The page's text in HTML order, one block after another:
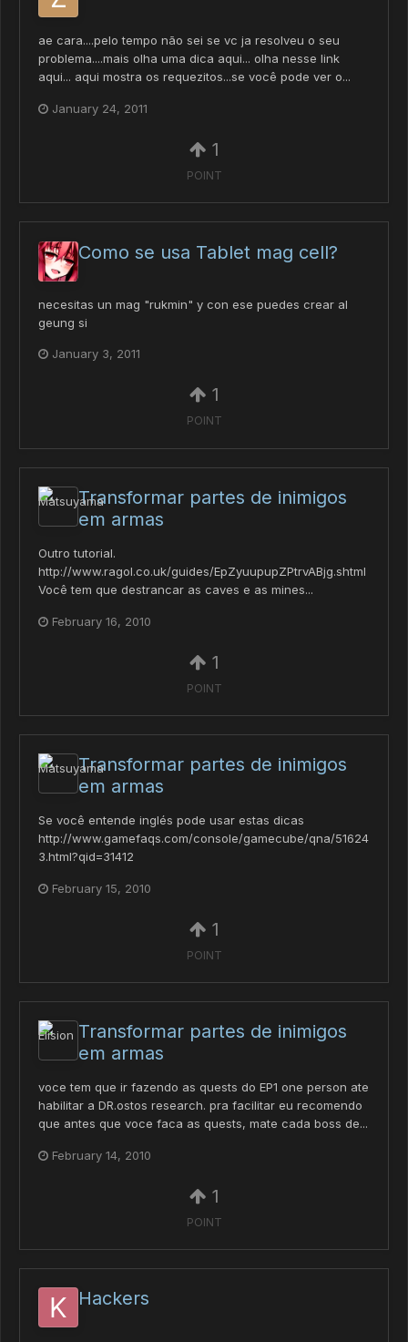
ae cara....pelo tempo não sei se vc ja resolveu o seu
problema....mais olha uma dica aqui... olha nesse link
aqui... aqui mostra os requezitos...se você pode ver o...
January 24, 2011
1
POINT
Como se usa Tablet mag cell?
necesitas un mag "rukmin" y con ese puedes crear al
geung si
January 3, 2011
1
POINT
Transformar partes de inimigos
em armas
Outro tutorial.
http://www.ragol.co.uk/guides/EpZyuupupZPtrvABjg.shtml
Você tem que destrancar as caves e as mines...
February 16, 2010
1
POINT
Transformar partes de inimigos
em armas
Se você entende inglés pode usar estas dicas
http://www.gamefaqs.com/console/gamecube/qna/51624
3.html?qid=31412
February 15, 2010
1
POINT
Transformar partes de inimigos
em armas
voce tem que ir fazendo as quests do EP1 one person ate
habilitar a DR.ostos research. pra facilitar eu recomendo
que antes que voce faca as quests, mate cada boss de...
February 14, 2010
1
POINT
Hackers